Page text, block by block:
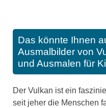
Das könnte Ihnen
Ausmalbilder von
und Ausmalen für
Der Vulkan ist ein
seit jeher die Menschen